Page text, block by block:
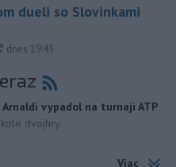
dueli so Slovinkami
aktualizované
dnes 19:45
vypadol na turnaji ATP
dvojhry.
Viac